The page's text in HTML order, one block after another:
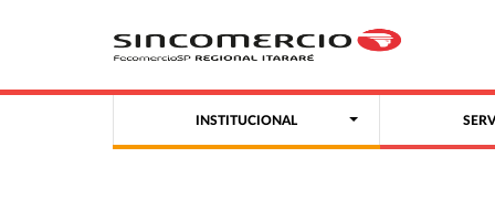
INSTITUCIONAL